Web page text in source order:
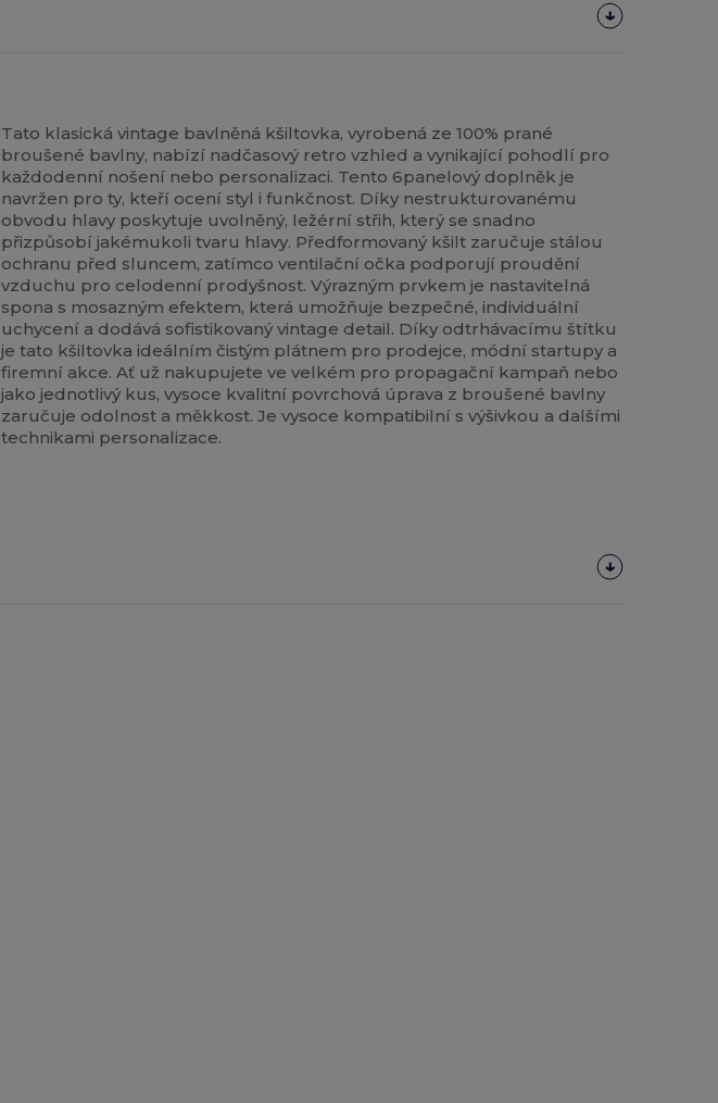
Tato klasická vintage bavlněná kšiltovka, vyrobená ze 100% prané
broušené bavlny, nabízí nadčasový retro vzhled a vynikající pohodlí pro
každodenní nošení nebo personalizaci. Tento 6panelový doplněk je
navržen pro ty, kteří ocení styl i funkčnost. Díky nestrukturovanému
obvodu hlavy poskytuje uvolněný, ležérní střih, který se snadno
přizpůsobí jakémukoli tvaru hlavy. Předformovaný kšilt zaručuje stálou
ochranu před sluncem, zatímco ventilační očka podporují proudění
vzduchu pro celodenní prodyšnost. Výrazným prvkem je nastavitelná
spona s mosazným efektem, která umožňuje bezpečné, individuální
uchycení a dodává sofistikovaný vintage detail. Díky odtrhávacímu štítku
je tato kšiltovka ideálním čistým plátnem pro prodejce, módní startupy a
firemní akce. Ať už nakupujete ve velkém pro propagační kampaň nebo
jako jednotlivý kus, vysoce kvalitní povrchová úprava z broušené bavlny
zaručuje odolnost a měkkost. Je vysoce kompatibilní s výšivkou a dalšími
technikami personalizace.